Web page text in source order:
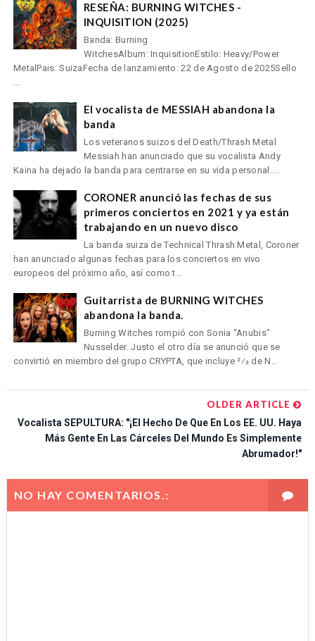
RESEÑA: BURNING WITCHES -
INQUISITION (2025)
Banda: Burning
WitchesAlbum: InquisitionEstilo: Heavy/Power
MetalPais: SuizaFecha de lanzamiento: 22 de Agosto de 2025Sello
...
El vocalista de MESSIAH abandona la
banda
Los veteranos suizos del Death/Thrash Metal
Messiah han anunciado que su vocalista Andy
Kaina ha dejado la banda para centrarse en su vida personal....
CORONER anunció las fechas de sus
primeros conciertos en 2021 y ya están
trabajando en un nuevo disco
La banda suiza de Technical Thrash Metal, Coroner
han anunciado algunas fechas para los conciertos en vivo
europeos del próximo año, así como t...
Guitarrista de BURNING WITCHES
abandona la banda.
Burning Witches rompió con Sonia "Anubis"
Nusselder. Justo el otro día se anunció que se
convirtió en miembro del grupo CRYPTA, que incluye 2⁄3 de N...
OLDER ARTICLE
Vocalista SEPULTURA: "¡El Hecho De Que En Los EE. UU. Haya
Más Gente En Las Cárceles Del Mundo Es Simplemente
Abrumador!"
NO HAY COMENTARIOS.: